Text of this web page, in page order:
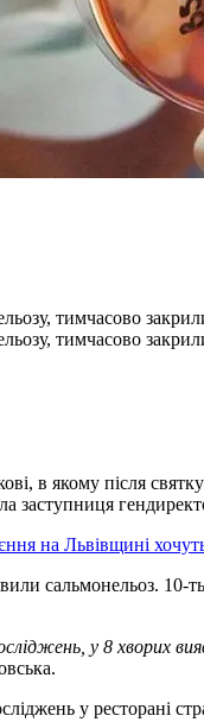
тимчасово
тимчасово
в якому після
заступниця
на Львівщині
сальмонельоз. 10-
у 8 хворих
у ресторані